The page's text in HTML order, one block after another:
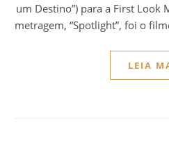
um Destino”) para a First
metragem, “Spotlight”, foi o
LEIA